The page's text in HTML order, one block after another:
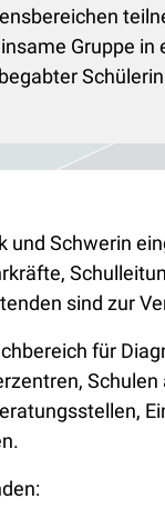
Gruppe
Schwerin
sind zur
für
Schulen